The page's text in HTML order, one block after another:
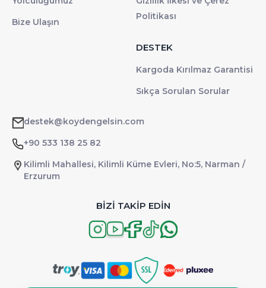
Bize Ulaşın
Politikası
DESTEK
Kargoda Kırılmaz Garantisi
Sıkça Sorulan Sorular
destek@koydengelsin.com
+90 533 138 25 82
Kilimli Mahallesi, Kilimli Küme Evleri, No:5, Narman /
Erzurum
BİZİ TAKİP EDİN